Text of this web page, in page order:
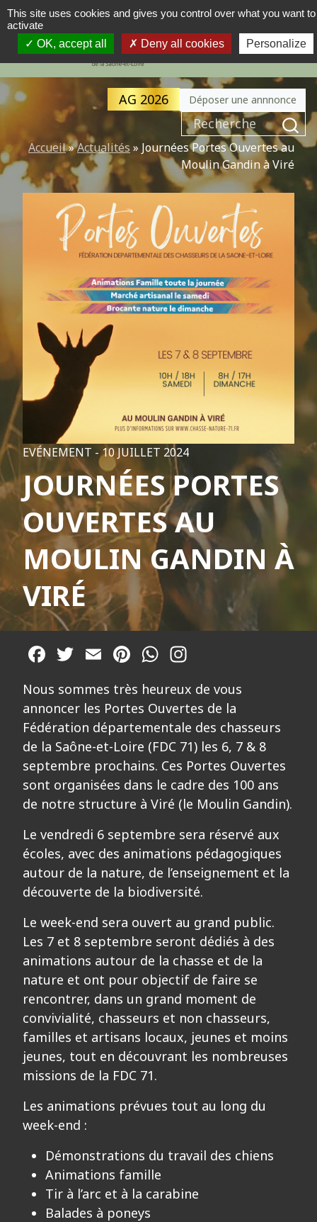
NAVIGATION PRINCIPALE
MENU
AG 2026 Déposer une annnonce
Recherche pour :
Accueil»Actualités» Journées Portes Ouvertes au
Moulin Gandin à Viré
EVÉNEMENT -10 JUILLET 2024
JOURNÉES PORTES
OUVERTES AU
MOULIN GANDIN À
VIRÉ
Facebook
Twitter
EmailPinterest
WhatsApp
Nous sommes très heureux de vous
annoncer les Portes Ouvertes de la
Fédération départementale des chasseurs
de la Saône-et-Loire (FDC 71) les 6, 7 & 8
septembre prochains. Ces Portes Ouvertes
sont organisées dans le cadre des 100 ans
de notre structure à Viré (le Moulin Gandin).
Le vendredi 6 septembre sera réservé aux
écoles, avec des animations pédagogiques
autour de la nature, de l’enseignement et la
découverte de la biodiversité.
Le week-end sera ouvert au grand public.
Les 7 et 8 septembre seront dédiés à des
animations autour de la chasse et de la
nature et ont pour objectif de faire se
rencontrer, dans un grand moment de
convivialité, chasseurs et non chasseurs,
familles et artisans locaux, jeunes et moins
jeunes, tout en découvrant les nombreuses
missions de la FDC 71.
Les animations prévues tout au long du
week-end :
Démonstrations du travail des chiens
Animations famille
Tir à l’arc et à la carabine
Balades à poneys
This site uses cookies and gives you control over what you want to
activate
OK, accept all
Deny all cookies Personalize